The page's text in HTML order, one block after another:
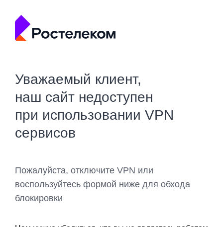
Уважаемый клиент,
наш сайт недоступен
при использовании VPN
сервисов
Пожалуйста, отключите VPN или
воспользуйтесь формой ниже для обхода
блокировки